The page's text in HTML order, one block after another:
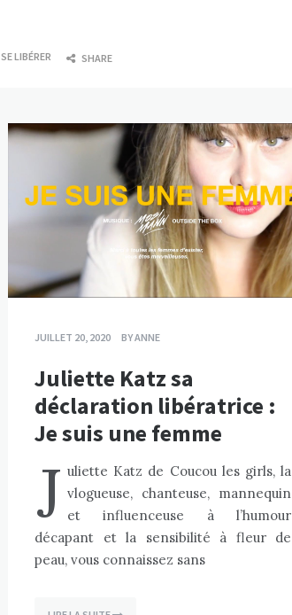
SE LIBÉRER SHARE
JUILLET 20, 2020 BYANNE
Juliette Katz sa
déclaration libératrice :
Je suis une femme
J uliette Katz de Coucou les girls, la
vlogueuse, chanteuse, mannequin
et influenceuse à l’humour
décapant et la sensibilité à fleur de
peau, vous connaissez sans